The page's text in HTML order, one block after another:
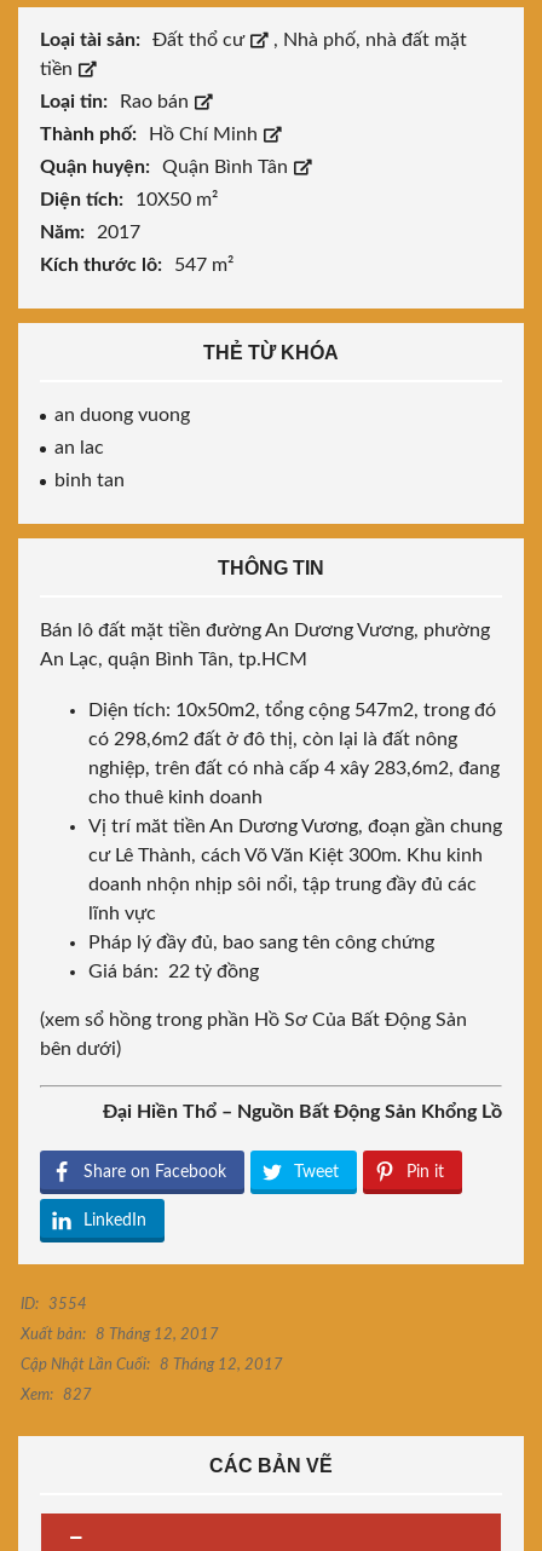
Loại tài sản: Đất thổ cư , Nhà phố, nhà đất mặt
tiền
Loại tin:
Rao bán
Thành phố:
Hồ Chí Minh
Quận huyện:
Quận Bình Tân
Diện tích:
10X50 m²
Năm:
2017
Kích thước lô:
547 m²
THẺ TỪ KHÓA
an duong vuong
an lac
binh tan
THÔNG TIN
Bán lô đất mặt tiền đường An Dương Vương, phường
An Lạc, quận Bình Tân, tp.HCM
Diện tích: 10x50m2, tổng cộng 547m2, trong đó
có 298,6m2 đất ở đô thị, còn lại là đất nông
nghiệp, trên đất có nhà cấp 4 xây 283,6m2, đang
cho thuê kinh doanh
Vị trí măt tiền An Dương Vương, đoạn gần chung
cư Lê Thành, cách Võ Văn Kiệt 300m. Khu kinh
doanh nhộn nhịp sôi nổi, tập trung đầy đủ các
lĩnh vực
Pháp lý đầy đủ, bao sang tên công chứng
Giá bán: 22 tỷ đồng
(xem sổ hồng trong phần Hồ Sơ Của Bất Động Sản
bên dưới)
Đại Hiền Thổ – Nguồn Bất Động Sản Khổng Lồ
Share on Facebook Tweet Pin it
LinkedIn
ID:
3554
Xuất bản:
8 Tháng 12, 2017
Cập Nhật Lần Cuối:
8 Tháng 12, 2017
Xem:
827
CÁC BẢN VẼ